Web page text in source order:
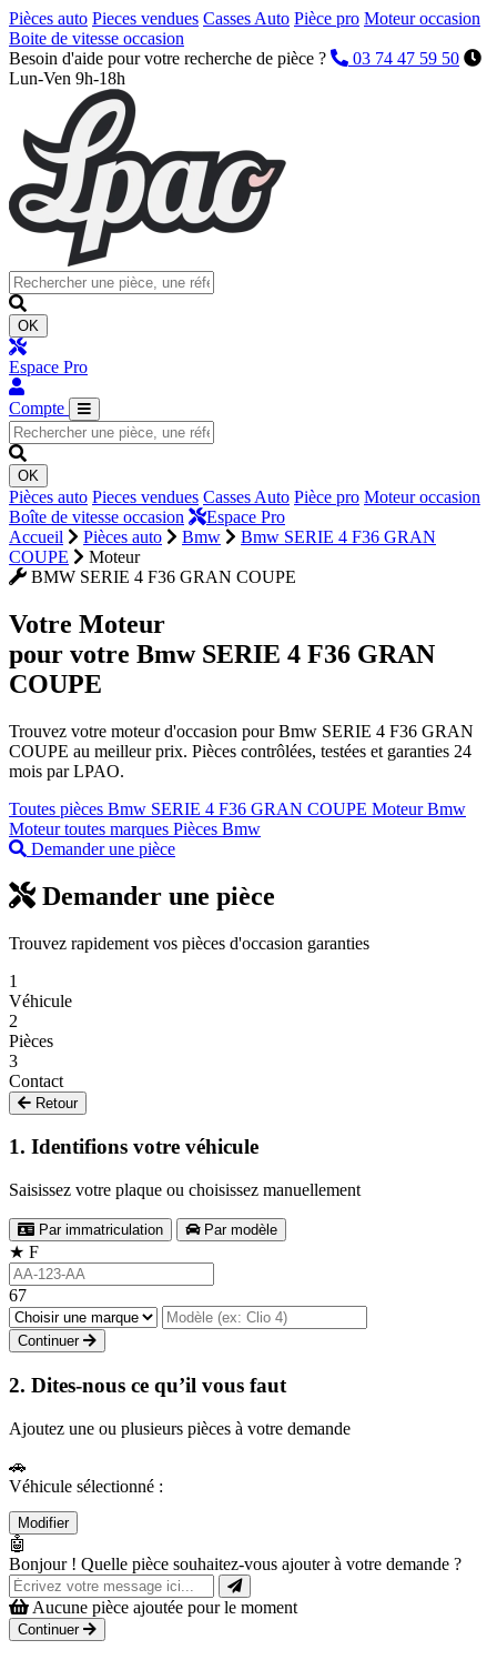
Pièces auto Pieces vendues Casses Auto Pièce pro Moteur occasion
Boite de vitesse occasion
Besoin d'aide pour votre recherche de pièce ?
03 74 47 59 50
Lun-Ven 9h-18h
OK
Espace Pro
Compte
OK
Pièces auto Pieces vendues Casses Auto Pièce pro Moteur occasion
Boîte de vitesse occasion
Espace Pro
Accueil
Pièces auto Bmw
Bmw SERIE 4 F36 GRAN
COUPE
Moteur
BMW SERIE 4 F36 GRAN COUPE
Votre Moteur
pour votre Bmw SERIE 4 F36 GRAN
COUPE
Trouvez votre moteur d'occasion pour Bmw SERIE 4 F36 GRAN
COUPE au meilleur prix. Pièces contrôlées, testées et garanties 24
mois par LPAO.
Toutes pièces Bmw SERIE 4 F36 GRAN COUPE Moteur Bmw
Moteur toutes marques Pièces Bmw
Demander une pièce
Demander une pièce
Trouvez rapidement vos pièces d'occasion garanties
1
Véhicule
2
Pièces
3
Contact
Retour
1. Identifions votre véhicule
Saisissez votre plaque ou choisissez manuellement
Par immatriculation Par modèle
★ F
67
Continuer
2. Dites-nous ce qu’il vous faut
Ajoutez une ou plusieurs pièces à votre demande
🚗
Véhicule sélectionné :
Modifier
🤖
Bonjour ! Quelle pièce souhaitez-vous ajouter à votre demande ?
Aucune pièce ajoutée pour le moment
Continuer